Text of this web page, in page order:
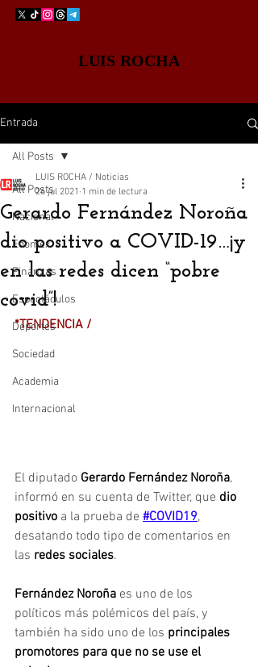
LUIS ROCHA
Entrada
All Posts
Nacional
Edomex
Finanzas
Espectáculos
Deportes
Sociedad
Academia
Internacional
All Posts
Gerardo Fernández Noroña
dio positivo a COVID-19…¡y
en las redes dicen “pobre
covid”!
LUIS ROCHA / Noticias
26 jul 2021 1 min de lectura
*TENDENCIA /
El diputado Gerardo Fernández Noroña,
informó en su cuenta de Twitter, que dio
positivo a la prueba de #COVID19,
desatando todo tipo de comentarios en
las redes sociales.
Fernández Noroña es uno de los
políticos más polémicos del país, y
también ha sido uno de los principales
promotores para que no se use el